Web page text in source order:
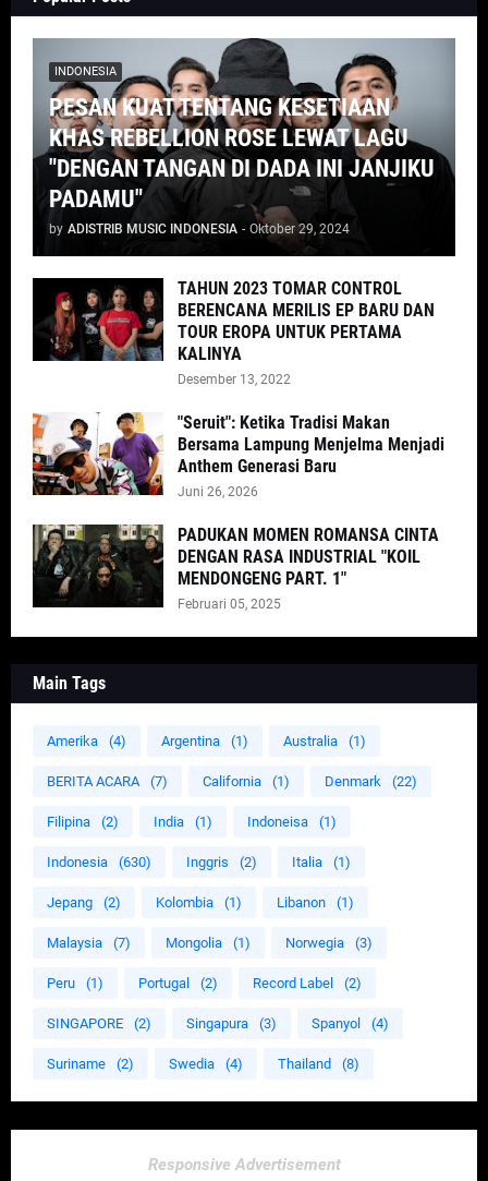
INDONESIA
PESAN KUAT TENTANG KESETIAAN
KHAS REBELLION ROSE LEWAT LAGU
"DENGAN TANGAN DI DADA INI JANJIKU
PADAMU"
by ADISTRIB MUSIC INDONESIA - Oktober 29, 2024
TAHUN 2023 TOMAR CONTROL
BERENCANA MERILIS EP BARU DAN
TOUR EROPA UNTUK PERTAMA
KALINYA
Desember 13, 2022
"Seruit": Ketika Tradisi Makan
Bersama Lampung Menjelma Menjadi
Anthem Generasi Baru
Juni 26, 2026
PADUKAN MOMEN ROMANSA CINTA
DENGAN RASA INDUSTRIAL "KOIL
MENDONGENG PART. 1"
Februari 05, 2025
Main Tags
Amerika (4) Argentina (1) Australia (1)
BERITA ACARA (7) California (1) Denmark (22)
Filipina (2) India (1) Indoneisa (1)
Indonesia (630) Inggris (2) Italia (1)
Jepang (2) Kolombia (1) Libanon (1)
Malaysia (7) Mongolia (1) Norwegia (3)
Peru (1) Portugal (2) Record Label (2)
SINGAPORE (2) Singapura (3) Spanyol (4)
Suriname (2) Swedia (4) Thailand (8)
Responsive Advertisement